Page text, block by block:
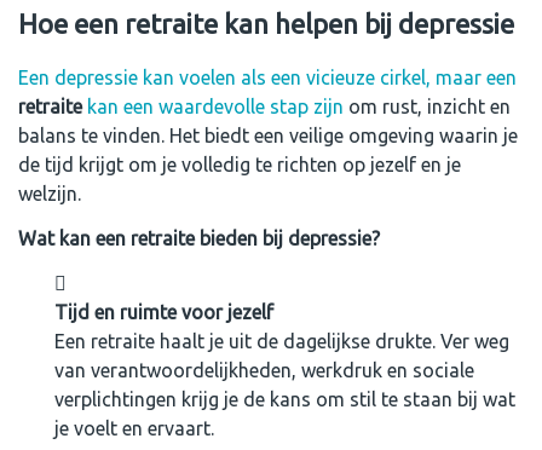
Hoe een retraite kan helpen bij depressie
Een depressie kan voelen als een vicieuze cirkel, maar een
retraitekan een waardevolle stap zijn om rust, inzicht en
balans te vinden. Het biedt een veilige omgeving waarin je
de tijd krijgt om je volledig te richten op jezelf en je
welzijn.
Wat kan een retraite bieden bij depressie?
Tijd en ruimte voor jezelf
Een retraite haalt je uit de dagelijkse drukte. Ver weg
van verantwoordelijkheden, werkdruk en sociale
verplichtingen krijg je de kans om stil te staan bij wat
je voelt en ervaart.